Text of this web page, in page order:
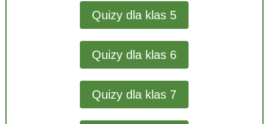
Quizy dla klas 5
Quizy dla klas 6
Quizy dla klas 7